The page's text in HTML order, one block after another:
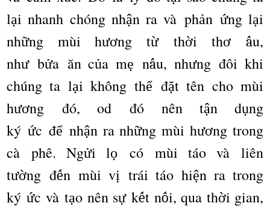
lại nhanh chóng nhận ra và phản ứng lại
những mùi hương từ thời thơ ấu,
như bửaăn của mẹ nấu, nhưngđôi khi
chúng ta lại không thểđặt tên cho mùi
hương đó, odđónên tận dụng
ký ức để nhận ra những mùi hương trong
càphê. Ngửi lọ có mùi táo và liên
tường đến mùi vị trái táo hiện ra trong
kýức vàtạo nên sự kết nối, qua thời gian,